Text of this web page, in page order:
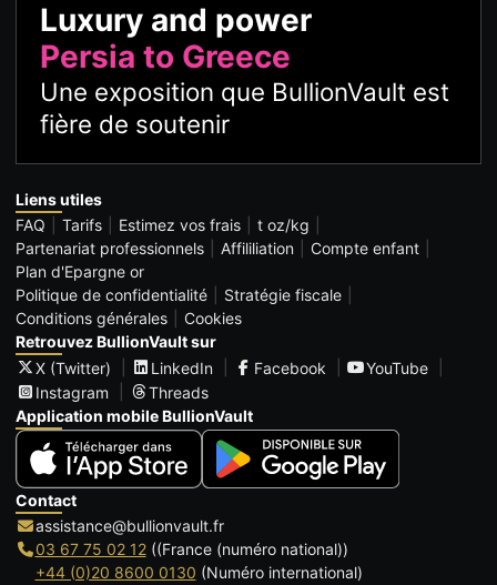
Luxury and power
Persia to Greece
Une exposition que BullionVault est
fière de soutenir
Liens utiles
FAQ
Tarifs Estimez vos frais
t oz/kg
Partenariat professionnels
Affililiation
Compte enfant
Plan d'Epargne or
Politique de confidentialité
Stratégie fiscale
Conditions générales
Cookies
Retrouvez BullionVault sur
X (Twitter)
LinkedIn Facebook
YouTube
Instagram
Threads
Application mobile BullionVault
Contact
assistance@bullionvault.fr
03 67 75 02 12((France (numéro national))
+44 (0)20 8600 0130 (Numéro international)